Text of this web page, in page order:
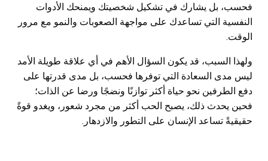
فحسب، بل يشارك في تشكيل شخصيتك ويمنحك الأدوات
النفسية التي تساعدك على مواجهة الصعوبات والنمو مع مرور
الوقت.
ولهذا السبب، قد يكون السؤال الأهم في أي علاقة طويلة الأمد
ليس مدى السعادة التي توفرها فحسب، بل مدى قدرتها على
دفع الطرفين نحو حياة أكثر توازنًا ونضجًا ورضا عن الذات؛
فحين يحدث ذلك، يصبح الحب أكثر من مجرد شعور، ويغدو قوةً
حقيقيةً تساعد الإنسان على التطور والازدهار.